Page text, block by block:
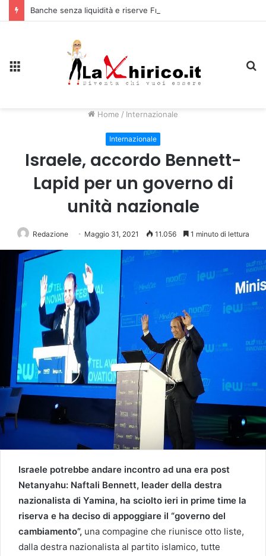
Home / Internazionale
Internazionale
Israele, accordo Bennett-
Lapid per un governo di
unità nazionale
Redazione Maggio 31, 2021 11.056 1 minuto di lettura
Israele potrebbe andare incontro ad una era post
Netanyahu: Naftali Bennett, leader della destra
nazionalista di Yamina, ha sciolto ieri in prime time la
riserva e ha deciso di appoggiare il “governo del
cambiamento”, una compagine che riunisce otto liste,
dalla destra nazionalista al partito islamico, tutte